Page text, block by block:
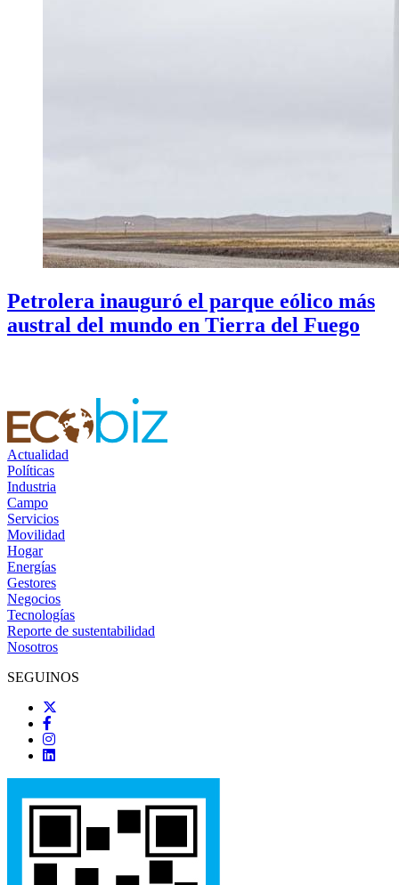
Petrolera inauguró el parque eólico más
austral del mundo en Tierra del Fuego
Actualidad
Políticas
Industria
Campo
Servicios
Movilidad
Hogar
Energías
Gestores
Negocios
Tecnologías
Reporte de sustentabilidad
Nosotros
SEGUINOS